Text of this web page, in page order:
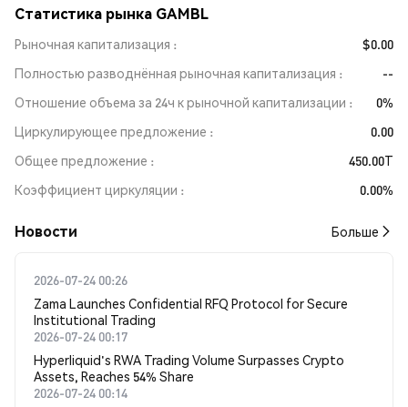
Статистика рынка GAMBL
Рыночная капитализация
$0.00
Полностью разводнённая рыночная капитализация
--
Отношение объема за 24ч к рыночной капитализации
0%
Циркулирующее предложение
0.00
Общее предложение
450.00T
Коэффициент циркуляции
0.00%
Новости Больше
2026-07-24 00:26
Zama Launches Confidential RFQ Protocol for Secure
Institutional Trading
2026-07-24 00:17
Hyperliquid's RWA Trading Volume Surpasses Crypto
Assets, Reaches 54% Share
2026-07-24 00:14